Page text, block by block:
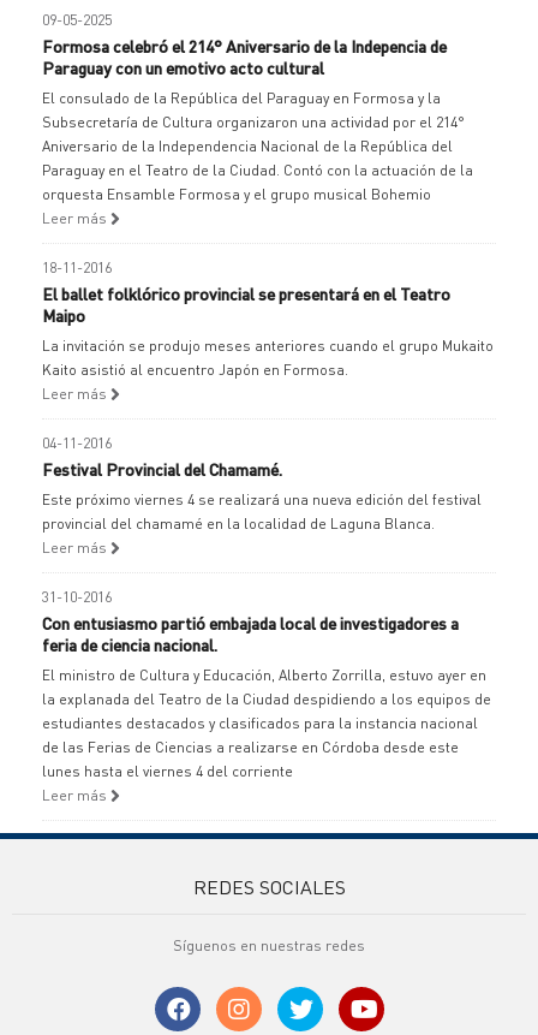
09-05-2025
Formosa celebró el 214° Aniversario de la Indepencia de
Paraguay con un emotivo acto cultural
El consulado de la República del Paraguay en Formosa y la
Subsecretaría de Cultura organizaron una actividad por el 214°
Aniversario de la Independencia Nacional de la República del
Paraguay en el Teatro de la Ciudad. Contó con la actuación de la
orquesta Ensamble Formosa y el grupo musical Bohemio
Leer más
18-11-2016
El ballet folklórico provincial se presentará en el Teatro
Maipo
La invitación se produjo meses anteriores cuando el grupo Mukaito
Kaito asistió al encuentro Japón en Formosa.
Leer más
04-11-2016
Festival Provincial del Chamamé.
Este próximo viernes 4 se realizará una nueva edición del festival
provincial del chamamé en la localidad de Laguna Blanca.
Leer más
31-10-2016
Con entusiasmo partió embajada local de investigadores a
feria de ciencia nacional.
El ministro de Cultura y Educación, Alberto Zorrilla, estuvo ayer en
la explanada del Teatro de la Ciudad despidiendo a los equipos de
estudiantes destacados y clasificados para la instancia nacional
de las Ferias de Ciencias a realizarse en Córdoba desde este
lunes hasta el viernes 4 del corriente
Leer más
REDES SOCIALES
Síguenos en nuestras redes